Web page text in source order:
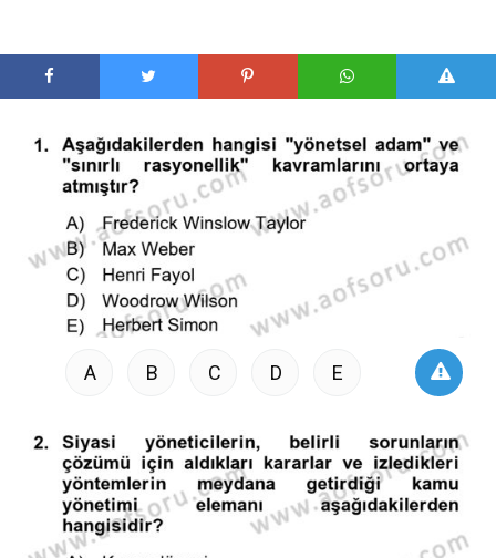
A B C D E